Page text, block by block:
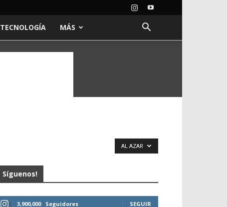
TECNOLOGÍA MÁS
AL AZAR
Síguenos!
3,900,000 Seguidores SEGUIR